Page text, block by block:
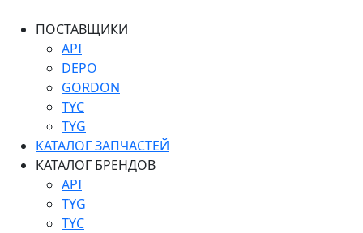
ПОСТАВЩИКИ
API
DEPO
GORDON
TYC
TYG
КАТАЛОГ ЗАПЧАСТЕЙ
КАТАЛОГ БРЕНДОВ
API
TYG
TYC